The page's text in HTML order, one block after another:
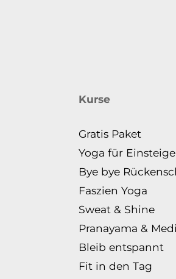
Kurse
Gratis Paket
Yoga für
Bye bye
Faszien Yoga
Sweat & Shine
Pranayama &
Bleib entspannt
Fit in den Tag